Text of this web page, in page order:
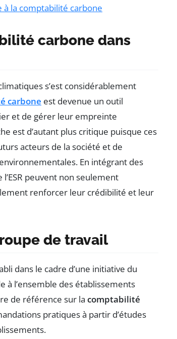
à la comptabilité carbone
carbone dans
s’est considérablement
carbone est devenue un outil
et de gérer leur empreinte
est d’autant plus critique puisque ces
acteurs de la société et de
En intégrant des
peuvent non seulement
renforcer leur crédibilité et leur
de travail
dans le cadre d’une initiative du
à l’ensemble des établissements
de référence sur la comptabilité
pratiques à partir d’études